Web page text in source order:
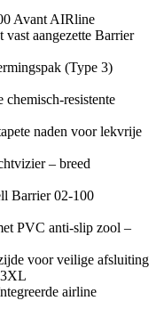
Avant AIRline
vast aangezette Barrier
(Type 3)
chemisch-resistente
naden voor lekvrije
– breed
Barrier 02-100
PVC anti-slip zool –
voor veilige afsluiting
airline